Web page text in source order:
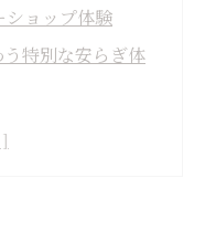
ショップ体験
特別な安らぎ体